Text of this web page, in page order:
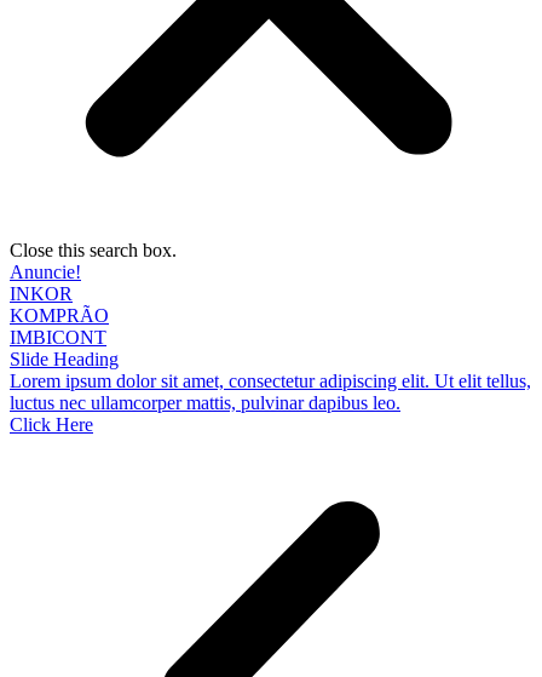
Close this search box.
Anuncie!
INKOR
KOMPRÃO
IMBICONT
Slide Heading
Lorem ipsum dolor sit amet, consectetur adipiscing elit. Ut elit tellus,
luctus nec ullamcorper mattis, pulvinar dapibus leo.
Click Here